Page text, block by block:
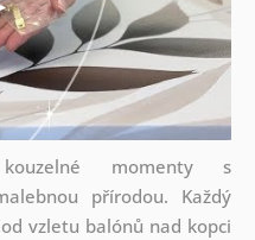
momenty s
přírodou. Každý
vzletu balónů nad kopci